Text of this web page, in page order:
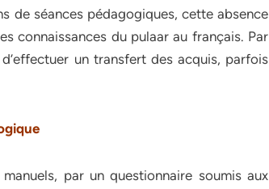
de séances pédagogiques, cette absence
connaissances du pulaar au français. Par
un transfert des acquis, parfois
par un questionnaire soumis aux